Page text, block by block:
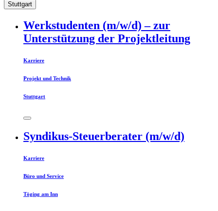
Stuttgart
Werkstudenten (m/w/d) – zur
Unterstützung der Projektleitung
Karriere
Projekt und Technik
Stuttgart
Syndikus-Steuerberater (m/w/d)
Karriere
Büro und Service
Töging am Inn